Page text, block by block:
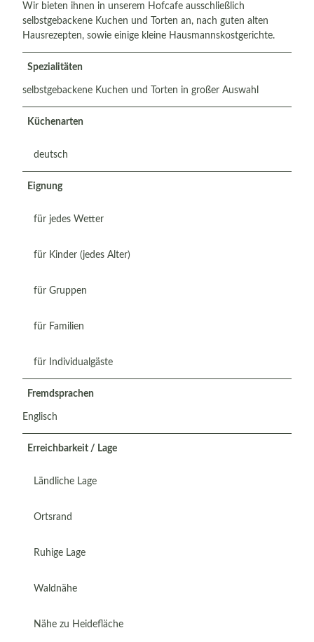
Wir bieten ihnen in unserem Hofcafe ausschließlich
selbstgebackene Kuchen und Torten an, nach guten alten
Hausrezepten, sowie einige kleine Hausmannskostgerichte.
Spezialitäten
selbstgebackene Kuchen und Torten in großer Auswahl
Küchenarten
deutsch
Eignung
für jedes Wetter
für Kinder (jedes Alter)
für Gruppen
für Familien
für Individualgäste
Fremdsprachen
Englisch
Erreichbarkeit / Lage
Ländliche Lage
Ortsrand
Ruhige Lage
Waldnähe
Nähe zu Heidefläche